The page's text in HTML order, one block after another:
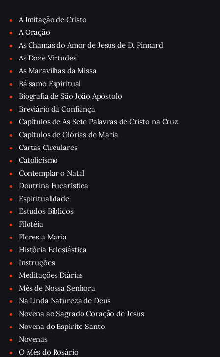
A Imitação de Cristo
A Oração
As Chamas do Amor de Jesus de D. Pinnard
As Doze Virtudes
As Maravilhas da Missa
Bálsamo Espiritual
Biografia de São João Apóstolo
Breviário da Confiança
Capítulos de As Sete Palavras de Cristo na Cruz
Capítulos de Glórias de Maria
Cartas Circulares
Catolicismo
Contemplar o Natal
Doutrina Eucarística
Espiritualidade
Estudos Bíblicos
Filotéia
Flores a Maria
História Eclesiástica
Instruções
Meditações Diárias
Mês de Nossa Senhora
Na Linda Natureza de Deus
Novena ao Sagrado Coração de Jesus
Novena do Espírito Santo
Novenas
O Mês do Rosário